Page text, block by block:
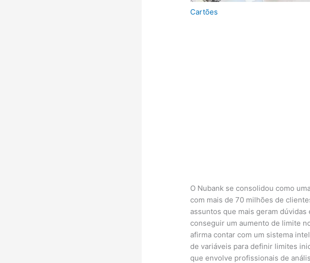
Cartões
O Nubank se consolidou como
com mais de 70 milhões de
assuntos que mais geram
conseguir um aumento de limite
afirma contar com um sistema
de variáveis para definir limites
que envolve profissionais de